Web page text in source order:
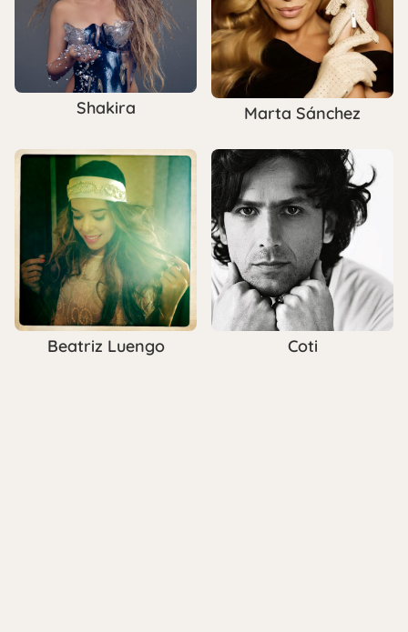
Shakira Marta Sánchez
Beatriz Luengo Coti